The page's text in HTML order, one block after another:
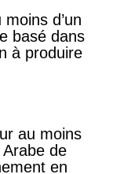
d’un
basé dans
à produire
au moins
Arabe de
en